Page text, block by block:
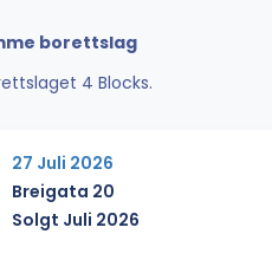
borettslag
4 Blocks.
27 Juli 2026
Breigata 20
Solgt Juli 2026